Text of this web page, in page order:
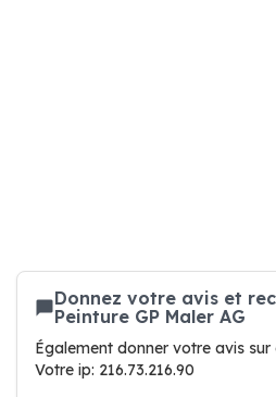
Donnez votre avis et
Peinture GP Maler AG
Également donner votre avis sur
Votre ip: 216.73.216.90